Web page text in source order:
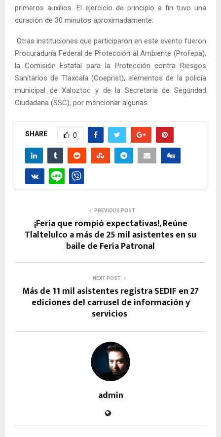
primeros auxilios. El ejercicio de principio a fin tuvo una
duración de 30 minutos aproximadamente.
Otras instituciones que participaron en este evento fueron
Procuraduría Federal de Protección al Ambiente (Profepa),
la Comisión Estatal para la Protección contra Riesgos
Sanitarios de Tlaxcala (Coeprist), elementos de la policía
municipal de Xaloztoc y de la Secretaría de Seguridad
Ciudadana (SSC), por mencionar algunas.
SHARE 0
PREVIOUS POST
¡Feria que rompió expectativas!, Reúne
Tlaltelulco a más de 25 mil asistentes en su
baile de Feria Patronal
NEXT POST
Más de 11 mil asistentes registra SEDIF en 27
ediciones del carrusel de información y
servicios
admin